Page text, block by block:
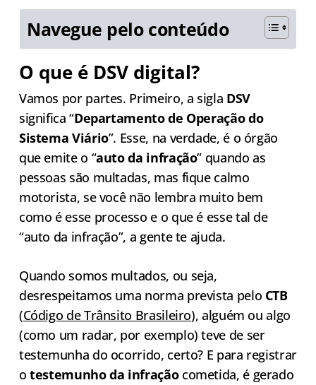
Navegue pelo conteúdo
O que é DSV digital?
Vamos por partes. Primeiro, a sigla DSV
significa “Departamento de Operação do
Sistema Viário”. Esse, na verdade, é o órgão
que emite o “auto da infração” quando as
pessoas são multadas, mas fique calmo
motorista, se você não lembra muito bem
como é esse processo e o que é esse tal de
“auto da infração”, a gente te ajuda.
Quando somos multados, ou seja,
desrespeitamos uma norma prevista pelo CTB
(Código de Trânsito Brasileiro), alguém ou algo
(como um radar, por exemplo) teve de ser
testemunha do ocorrido, certo? E para registrar
o testemunho da infração cometida, é gerado